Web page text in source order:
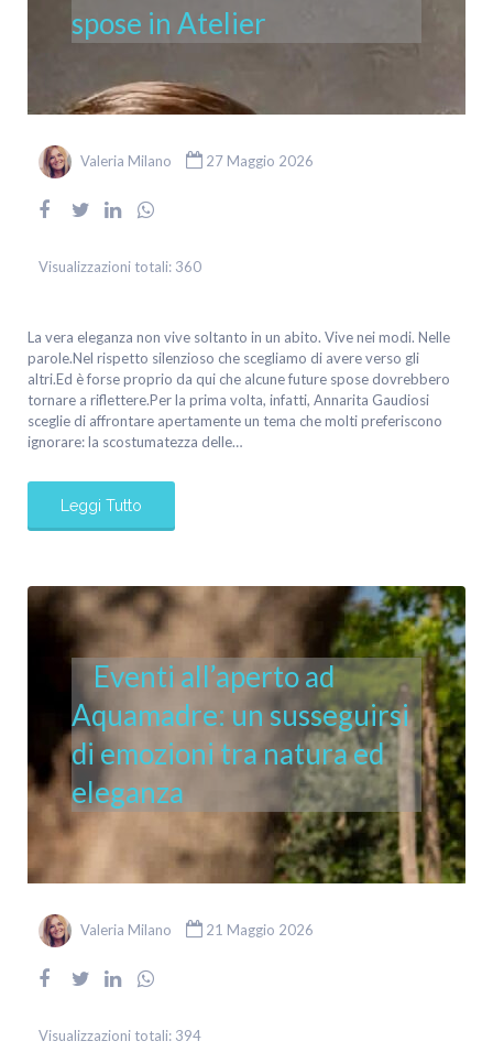
spose in Atelier
Valeria Milano 27 Maggio 2026
Visualizzazioni totali: 360
La vera eleganza non vive soltanto in un abito. Vive nei modi. Nelle
parole.Nel rispetto silenzioso che scegliamo di avere verso gli
altri.Ed è forse proprio da qui che alcune future spose dovrebbero
tornare a riflettere.Per la prima volta, infatti, Annarita Gaudiosi
sceglie di affrontare apertamente un tema che molti preferiscono
ignorare: la scostumatezza delle…
Leggi Tutto
Eventi all’aperto ad
Aquamadre: un susseguirsi
di emozioni tra natura ed
eleganza
Valeria Milano 21 Maggio 2026
Visualizzazioni totali: 394